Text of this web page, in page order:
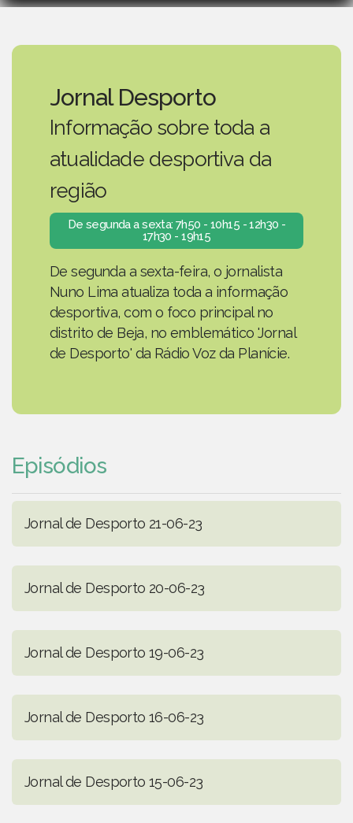
Jornal Desporto
Informação sobre toda a
atualidade desportiva da
região
De segunda a sexta: 7h50 - 10h15 - 12h30 -
17h30 - 19h15
De segunda a sexta-feira, o jornalista
Nuno Lima atualiza toda a informação
desportiva, com o foco principal no
distrito de Beja, no emblemático 'Jornal
de Desporto' da Rádio Voz da Planície.
Episódios
Jornal de Desporto 21-06-23
Jornal de Desporto 20-06-23
Jornal de Desporto 19-06-23
Jornal de Desporto 16-06-23
Jornal de Desporto 15-06-23